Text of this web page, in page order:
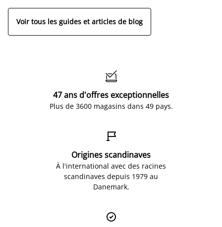
Voir tous les guides et articles de blog

47 ans d'offres exceptionnelles
Plus de 3600 magasins dans 49 pays.

Origines scandinaves
À l'international avec des racines
scandinaves depuis 1979 au
Danemark.
